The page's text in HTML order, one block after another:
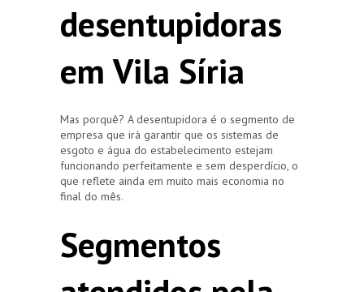
desentupidoras
em Vila Síria
Mas porquê? A desentupidora é o segmento de
empresa que irá garantir que os sistemas de
esgoto e água do estabelecimento estejam
funcionando perfeitamente e sem desperdício, o
que reflete ainda em muito mais economia no
final do mês.
Segmentos